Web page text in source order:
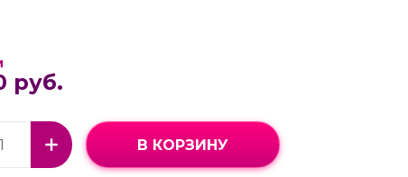
руб.
В КОРЗИНУ